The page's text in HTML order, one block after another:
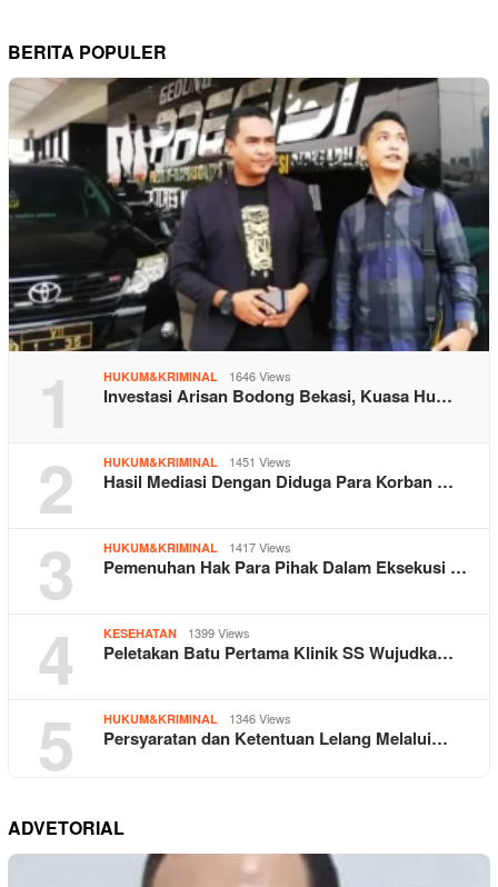
BERITA POPULER
1 HUKUM&KRIMINAL 1646 Views
Investasi Arisan Bodong Bekasi, Kuasa Hu…
2 HUKUM&KRIMINAL 1451 Views
Hasil Mediasi Dengan Diduga Para Korban …
3 HUKUM&KRIMINAL 1417 Views
Pemenuhan Hak Para Pihak Dalam Eksekusi …
4 KESEHATAN 1399 Views
Peletakan Batu Pertama Klinik SS Wujudka…
5 HUKUM&KRIMINAL 1346 Views
Persyaratan dan Ketentuan Lelang Melalui…
ADVETORIAL